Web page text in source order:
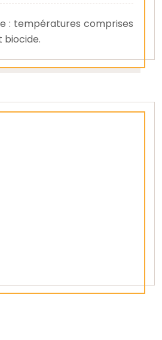
: températures comprises
biocide.